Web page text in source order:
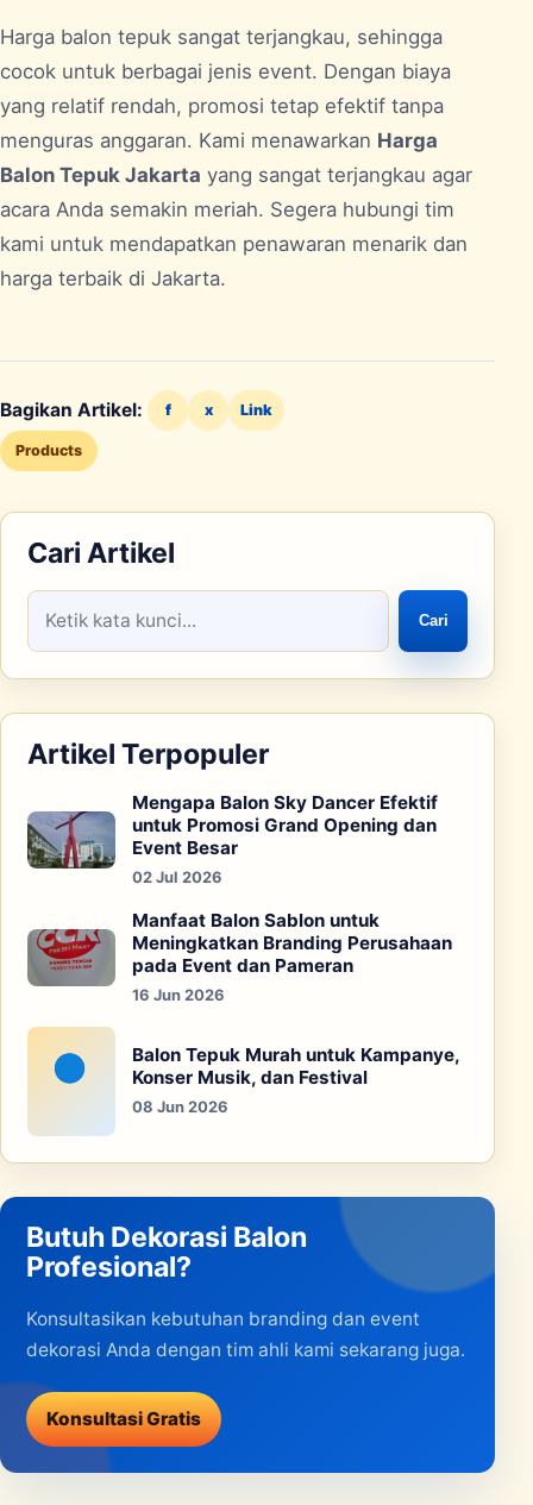
Harga balon tepuk sangat terjangkau, sehingga
cocok untuk berbagai jenis event. Dengan biaya
yang relatif rendah, promosi tetap efektif tanpa
menguras anggaran. Kami menawarkan Harga
Balon Tepuk Jakarta yang sangat terjangkau agar
acara Anda semakin meriah. Segera hubungi tim
kami untuk mendapatkan penawaran menarik dan
harga terbaik di Jakarta.
Bagikan Artikel: f x Link
Products
Cari Artikel
Cari
Artikel Terpopuler
Mengapa Balon Sky Dancer Efektif
untuk Promosi Grand Opening dan
Event Besar
02 Jul 2026
Manfaat Balon Sablon untuk
Meningkatkan Branding Perusahaan
pada Event dan Pameran
16 Jun 2026
Balon Tepuk Murah untuk Kampanye,
Konser Musik, dan Festival
08 Jun 2026
Butuh Dekorasi Balon
Profesional?
Konsultasikan kebutuhan branding dan event
dekorasi Anda dengan tim ahli kami sekarang juga.
Konsultasi Gratis